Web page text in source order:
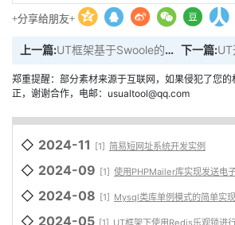
+分享给朋友+
上一篇:UT框架基于Swoole的Mysql连接池 下一篇:UT
郑重提醒：部分素材来源于互联网，如果侵犯了您
正，谢谢合作，电邮：usualtool@qq.com
◇ 2024-11 [1] 简易短网址系统开发实例
◇ 2024-09 [1] 使用PHPMailer库实现发送电
◇ 2024-08 [1] Mysql类库单例模式的简单实现
◇ 2024-05 [1] UT框架下使用Redis乐观锁进